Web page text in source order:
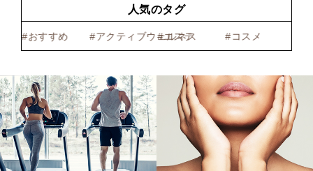
人気のタグ
おすすめ アクティブウェルネス
エステ コスメ